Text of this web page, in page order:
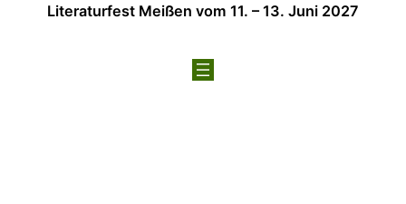
Literaturfest Meißen vom 11. – 13. Juni 2027